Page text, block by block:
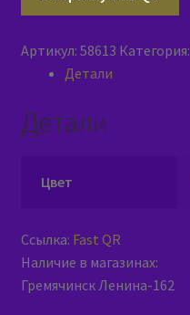
ESPERANZA
M321
красный
Артикул: 58613 Категория:
Детали
Детали
Цвет
Ссылка: Fast QR
Наличие в магазинах:
Гремячинск Ленина-162